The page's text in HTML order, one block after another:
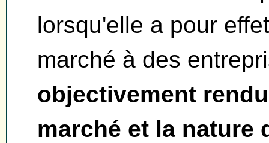
lorsqu'elle a pour
marché à des
objectivement
marché et la nature